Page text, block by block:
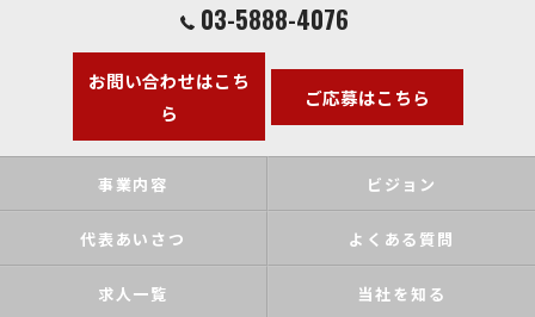
03-5888-4076
お問い合わせはこち
ら
ご応募はこちら
事業内容 ビジョン
代表あいさつ よくある質問
求人一覧 当社を知る